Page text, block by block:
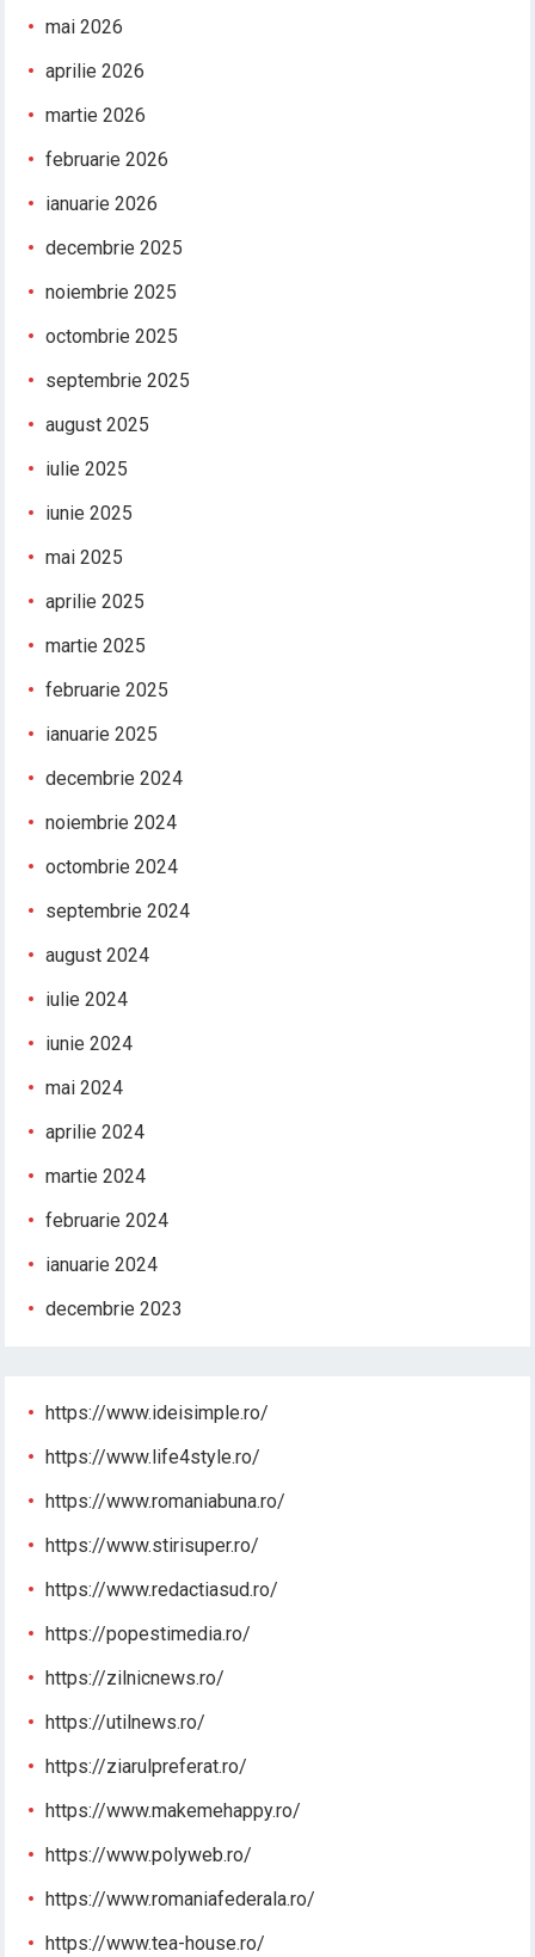
mai 2026
aprilie 2026
martie 2026
februarie 2026
ianuarie 2026
decembrie 2025
noiembrie 2025
octombrie 2025
septembrie 2025
august 2025
iulie 2025
iunie 2025
mai 2025
aprilie 2025
martie 2025
februarie 2025
ianuarie 2025
decembrie 2024
noiembrie 2024
octombrie 2024
septembrie 2024
august 2024
iulie 2024
iunie 2024
mai 2024
aprilie 2024
martie 2024
februarie 2024
ianuarie 2024
decembrie 2023
https://www.ideisimple.ro/
https://www.life4style.ro/
https://www.romaniabuna.ro/
https://www.stirisuper.ro/
https://www.redactiasud.ro/
https://popestimedia.ro/
https://zilnicnews.ro/
https://utilnews.ro/
https://ziarulpreferat.ro/
https://www.makemehappy.ro/
https://www.polyweb.ro/
https://www.romaniafederala.ro/
https://www.tea-house.ro/